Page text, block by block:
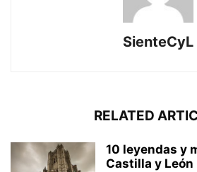
SienteCyL
RELATED
10 leyendas y
Castilla y León